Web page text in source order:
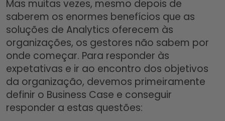
Mas muitas vezes, mesmo depois de
saberem os enormes benefícios que as
soluções de Analytics oferecem às
organizações, os gestores não sabem por
onde começar. Para responder às
expetativas e ir ao encontro dos objetivos
da organização, devemos primeiramente
definir o Business Case e conseguir
responder a estas questões: